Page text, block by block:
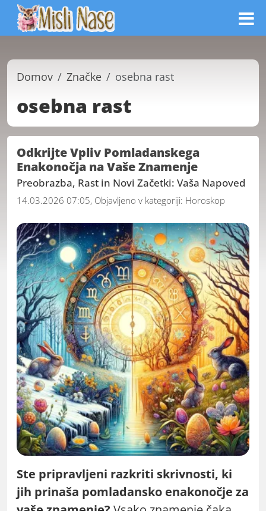
Domov Značke osebna rast
osebna rast
Odkrijte Vpliv Pomladanskega
Enakonočja na Vaše Znamenje
Preobrazba, Rast in Novi Začetki: Vaša Napoved
14.03.2026 07:05, Objavljeno v kategoriji: Horoskop
Ste pripravljeni razkriti skrivnosti, ki
jih prinaša pomladansko enakonočje za